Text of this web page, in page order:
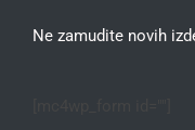
Ne zamudite novih